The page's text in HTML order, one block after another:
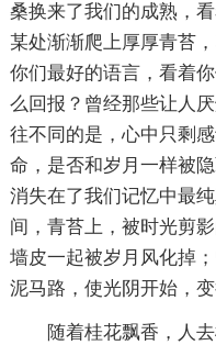
桑换来了我们的成熟，
某处渐渐爬上厚厚青苔
你们最好的语言，看着
么回报？曾经那些让人
往不同的是，心中只剩
命，是否和岁月一样被
消失在了我们记忆中最
间，青苔上，被时光剪
墙皮一起被岁月风化掉
泥马路，使光阴开始，
随着桂花飘香，人